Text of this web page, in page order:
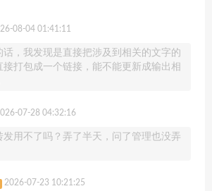
08-04 01:41:11
，我发现是直接把涉及到相关的文字的
接打包成一个链接，能不能更新成输出相
07-28 04:32:16
发用不了吗？弄了半天，问了管理也没弄
2026-07-23 10:21:25